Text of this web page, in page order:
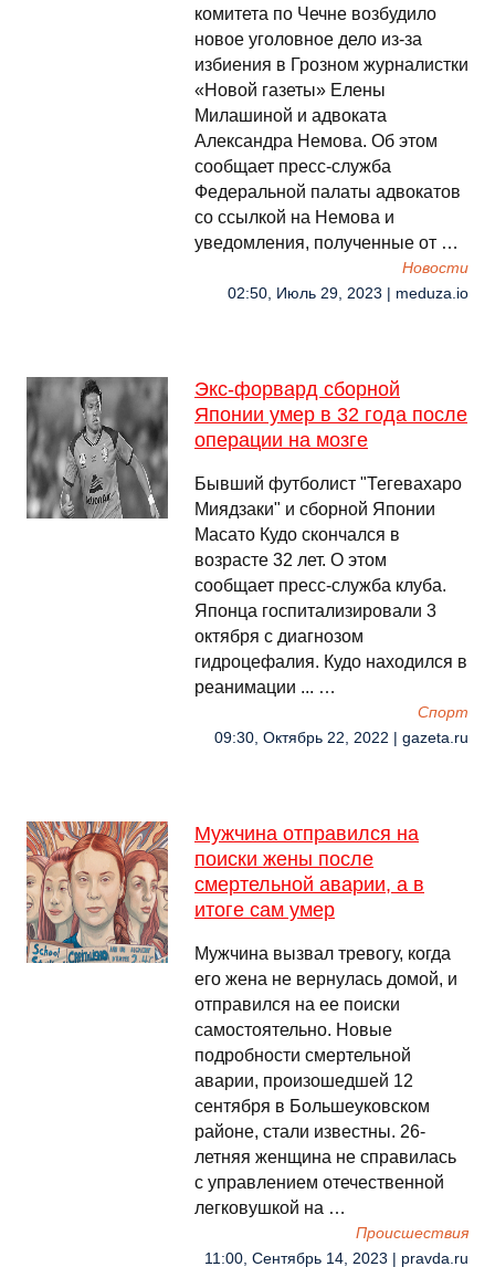
комитета по Чечне возбудило
новое уголовное дело из-за
избиения в Грозном журналистки
«Новой газеты» Елены
Милашиной и адвоката
Александра Немова. Об этом
сообщает пресс-служба
Федеральной палаты адвокатов
со ссылкой на Немова и
уведомления, полученные от …
Новости
02:50, Июль 29, 2023 | meduza.io
Экс-форвард сборной
Японии умер в 32 года после
операции на мозге
Бывший футболист "Тегевахаро
Миядзаки" и сборной Японии
Масато Кудо скончался в
возрасте 32 лет. О этом
сообщает пресс‑служба клуба.
Японца госпитализировали 3
октября с диагнозом
гидроцефалия. Кудо находился в
реанимации ... …
Спорт
09:30, Октябрь 22, 2022 | gazeta.ru
Мужчина отправился на
поиски жены после
смертельной аварии, а в
итоге сам умер
Мужчина вызвал тревогу, когда
его жена не вернулась домой, и
отправился на ее поиски
самостоятельно. Новые
подробности смертельной
аварии, произошедшей 12
сентября в Большеуковском
районе, стали известны. 26-
летняя женщина не справилась
с управлением отечественной
легковушкой на …
Происшествия
11:00, Сентябрь 14, 2023 | pravda.ru